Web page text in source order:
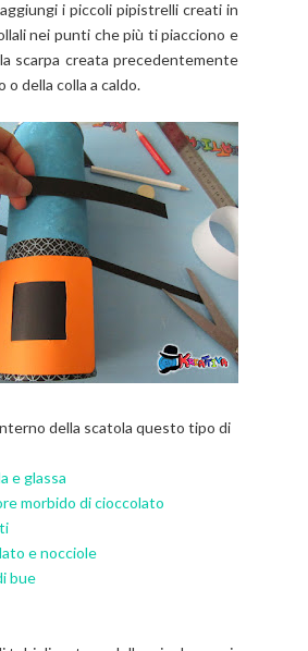
i piccoli pipistrelli creati in
nei punti che più ti piacciono e
scarpa creata precedentemente
o della colla a caldo.
della scatola questo tipo di
e glassa
morbido di cioccolato
e nocciole
bue